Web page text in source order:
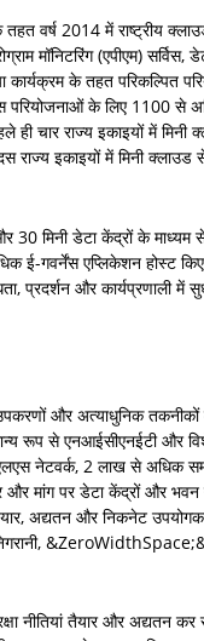
वर्ष 2014 में राष्ट्रीय
मॉनिटरिंग (एपीएम)
कार्यक्रम के तहत
परियोजनाओं के लिए 1100 से
ही चार राज्य इकाइयों में
राज्य इकाइयों में मिनी
मिनी डेटा केंद्रों के माध्यम
ई-गवर्नेंस एप्लिकेशन होस्ट
प्रदर्शन और कार्यप्रणाली में
और अत्याधुनिक
रूप से एनआईसीएनईटी और
नेटवर्क, 2 लाख से अधिक
मांग पर डेटा केंद्रों और भवन
अद्यतन और निकनेट
तैयार और अद्यतन कर